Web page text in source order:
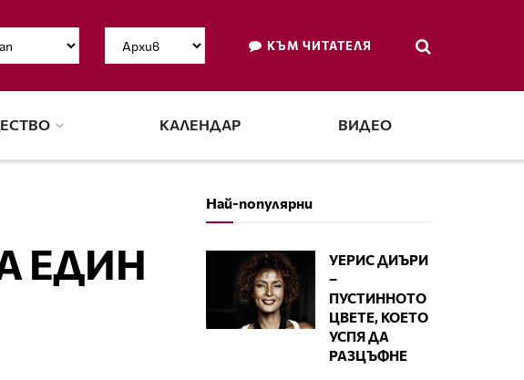
КЪМ ЧИТАТЕЛЯ
КАЛЕНДАР ВИДЕО
ЕДИН
Най-популярни
УЕРИС ДИЪРИ
–
ПУСТИННОТО
ЦВЕТЕ, КОЕТО
УСПЯ ДА
РАЗЦЪФНЕ